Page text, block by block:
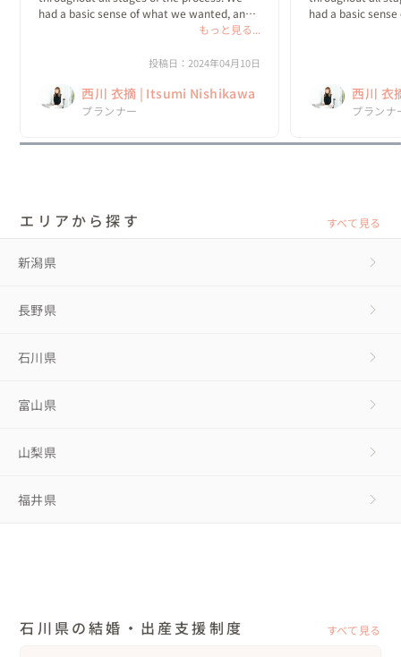
had a basic sense of what we wanted, and
Itsumi helped us develop a plan that was
so many specific details that we never
もっと見る...
投稿日：2024年04月10日
西川 衣摘 | Itsumi Nishikawa
プランナー
had a basic
西川
プランナ
エリアから探す すべて見る
新潟県
長野県
石川県
富山県
山梨県
福井県
石川県の結婚・出産支援制度 すべて見る